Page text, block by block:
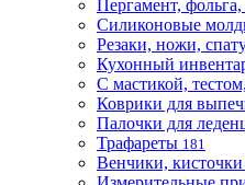
Пергамент,
Силиконовые
Резаки, ножи,
Кухонный
С мастикой,
Коврики для
Палочки для
Трафареты 181
Венчики,